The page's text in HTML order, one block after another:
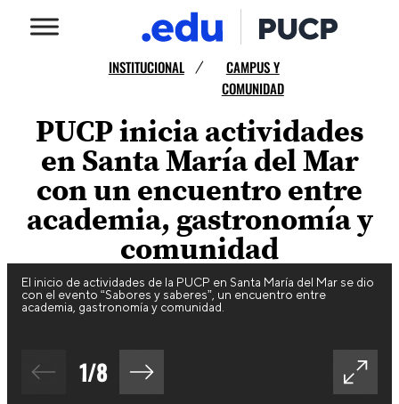
INSTITUCIONAL /
CAMPUS Y
COMUNIDAD
PUCP inicia actividades
en Santa María del Mar
con un encuentro entre
academia, gastronomía y
comunidad
El inicio de actividades de la PUCP en Santa María del Mar se dio
con el evento “Sabores y saberes”, un encuentro entre
academia, gastronomía y comunidad.
1/8